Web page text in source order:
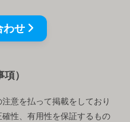
わせ
）
意を払って掲載をしており
性、有用性を保証するもの